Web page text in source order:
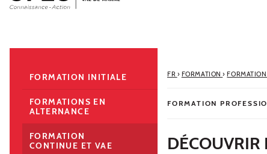
FR › FORMATION›
FORMATION
DÉCOUVRIR
FORMATION INITIALE
FORMATIONS EN
ALTERNANCE
FORMATION
CONTINUE ET VAE